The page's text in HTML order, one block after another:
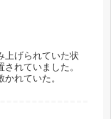
上げられていた状
れていました。
れていた。